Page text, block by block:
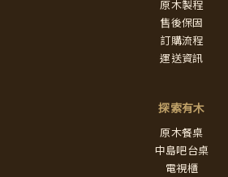
原木製程
售後保固
訂購流程
運送資訊
探索有木
原木餐桌
中島吧台桌
電視櫃